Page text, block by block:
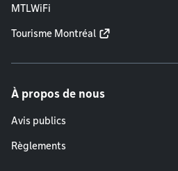
MTLWiFi
Tourisme Montréal
À propos de nous
Avis publics
Règlements